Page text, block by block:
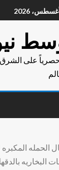
على
الحمله
البخاريه